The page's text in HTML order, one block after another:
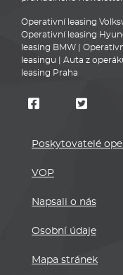
Operativní leasing
Operativní leasing
leasing BMW
leasingu
Auta z
leasing Praha
Poskytovatelé
VOP
Napsali o nás
Osobní údaje
Mapa stránek